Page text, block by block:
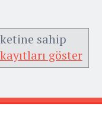
sahip
göster